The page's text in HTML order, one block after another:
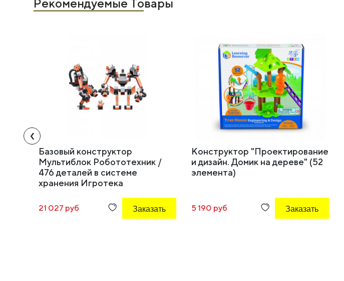
Рекомендуемые Товары
Базовый конструктор
Мультиблок Робототехник /
476 деталей в системе
хранения Игротека
21 027 руб Заказать
Конструктор "Проектирование
и дизайн. Домик на дереве" (52
элемента)
5 190 руб Заказать
‹